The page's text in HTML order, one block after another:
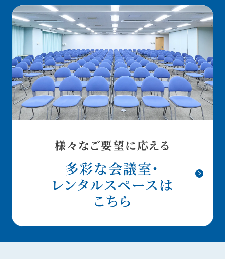
様々なご要望に応える
多彩な会議室・
レンタルスペースは
こちら